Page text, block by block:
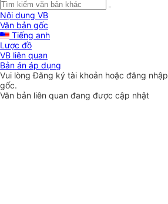
Nội dung VB
Văn bản gốc
Tiếng anh
Lược đồ
VB liên quan
Bản án áp dụng
Vui lòngĐăng ký tài khoản hoặc đăng nhập
gốc.
Văn bản liên quan đang được cập nhật